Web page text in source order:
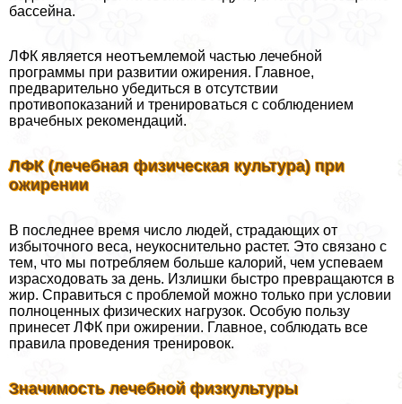
бассейна.
ЛФК является неотъемлемой частью лечебной
программы при развитии ожирения. Главное,
предварительно убедиться в отсутствии
противопоказаний и тренироваться с соблюдением
врачебных рекомендаций.
ЛФК (лечебная физическая культура) при
ожирении
В последнее время число людей, страдающих от
избыточного веса, неукоснительно растет. Это связано с
тем, что мы потрeбляем больше калорий, чем успеваем
израсходовать за день. Излишки быстро превращаются в
жир. Справиться с проблемой можно только при условии
полноценных физических нагрузок. Особую пользу
принесет ЛФК при ожирении. Главное, соблюдать все
правила проведения тренировок.
Значимость лечебной физкультуры